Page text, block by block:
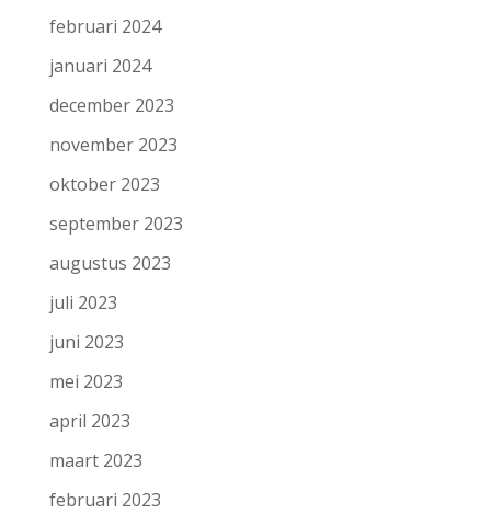
februari 2024
januari 2024
december 2023
november 2023
oktober 2023
september 2023
augustus 2023
juli 2023
juni 2023
mei 2023
april 2023
maart 2023
februari 2023